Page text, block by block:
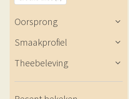
Oorsprong
Smaakprofiel
Theebeleving